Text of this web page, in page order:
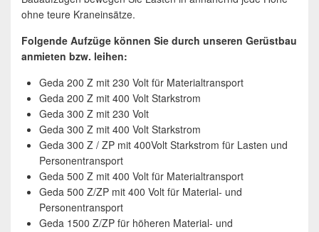
ohne teure Kraneinsätze.
Folgende Aufzüge können Sie durch unseren Gerüstbau
anmieten bzw. leihen:
Geda 200 Z mit 230 Volt für Materialtransport
Geda 200 Z mit 400 Volt Starkstrom
Geda 300 Z mit 230 Volt
Geda 300 Z mit 400 Volt Starkstrom
Geda 300 Z / ZP mit 400Volt Starkstrom für Lasten und
Personentransport
Geda 500 Z mit 400 Volt für Materialtransport
Geda 500 Z/ZP mit 400 Volt für Material- und
Personentransport
Geda 1500 Z/ZP für höheren Material- und